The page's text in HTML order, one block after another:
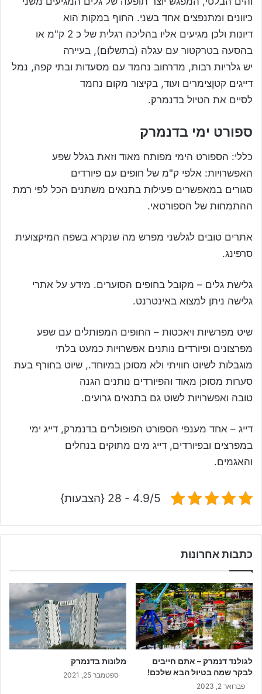
כיוונים ומתנפצים אחד בשני. החוף במקות הוא
דיונות ולכן מגיעים אליו בהליכה רגלית של כ 2 ק"מ או
בהסעה בטרקטור עם עגלה (בתשלום), בעיירה
יש גלריות רבות, מדרחוב נחמד עם מסעדות ובתי קפה, נמל
דייגים קטןצימרים ועוד, בקיצור מקום נחמד
לסיים את הטיול בדנמרק.
ספורט ימי בדנמרק
כללי: הספורט הימי מפותח מאוד וזאת בגלל שפע
האפשרויות: אלפי ק"מ של חופים עם פיורדים
סגורים במאפשרים פעילות בתנאים משתנים הכל לפי רמת
ההתמחות של הספורטאי.
אתרים טובים לגלשני מפרש מה שנקרא בשפה המיקצועית
סרפינג.
גלישת גלים – מקובל בחופים הסוערים. מידע על אתרי
גלישה ניתן למצוא באינטרנט.
שיט מפרשיות ויאכטות – החופים המפותלים עם שפע
מפרצונים ופיורדים נותנים אפשרויות כמעט בלתי
מוגבלות לשיוט חוויתי ולא מסוכן במיוחד., שיוט בחורף בעת
סערות מסוכן מאוד והפיורדים נותנים הגנה
טובה ואפשרויות לשוט גם בתנאים גרועים.
דייג – אחד מענפי הספורט הפופולרים בדנמרק, דייג ימי
במפרצים ובפיורדים, דייג מים מתוקים בנחלים
והאגמים.
4.9/5 - 28 {הצבעות}
כתבות אחרונות
לגולנד דנמרק – אתם חייבים
לבקר שמה בטיול הבא שלכם!
פברואר 2, 2023
מלונות בדנמרק
ספטמבר 25, 2021